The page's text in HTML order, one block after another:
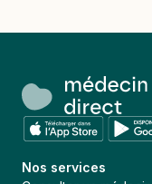
Nos services